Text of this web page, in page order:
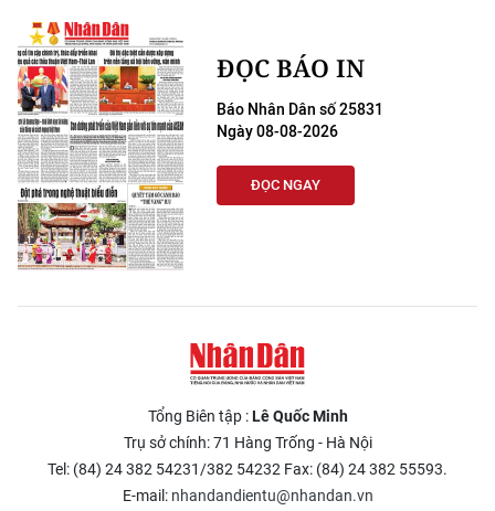
ĐỌC BÁO IN
Báo Nhân Dân số 25831
Ngày 08-08-2026
ĐỌC NGAY
Tổng Biên tập :Lê Quốc Minh
Trụ sở chính: 71 Hàng Trống - Hà Nội
Tel: (84) 24 382 54231/382 54232 Fax: (84) 24 382 55593.
E-mail: nhandandientu@nhandan.vn